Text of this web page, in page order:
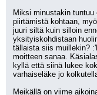
Miksi minustakin
piirtämistä kohtaan,
juuri siltä kuin silloin
yksityiskohdistaan
tällaista siis muillekin?
moitteen sanaa.
kyllä että siinä lukee
varhaiseläke jo
Meikällä on viime